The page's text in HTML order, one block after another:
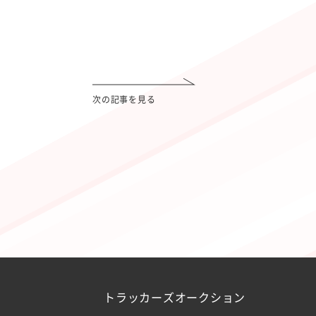
次の記事を見る
トラッカーズオークション